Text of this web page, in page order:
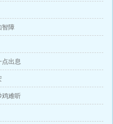
智障
点出息
鸡难听